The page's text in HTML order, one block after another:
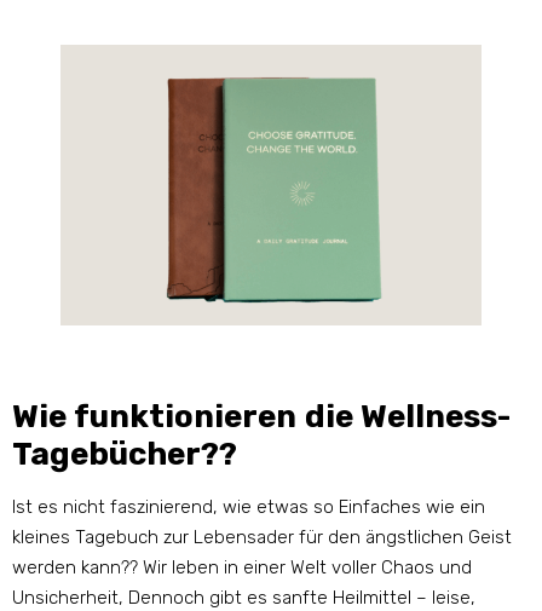
Wie funktionieren die Wellness-
Tagebücher??
Ist es nicht faszinierend, wie etwas so Einfaches wie ein
kleines Tagebuch zur Lebensader für den ängstlichen Geist
werden kann?? Wir leben in einer Welt voller Chaos und
Unsicherheit, Dennoch gibt es sanfte Heilmittel – leise,